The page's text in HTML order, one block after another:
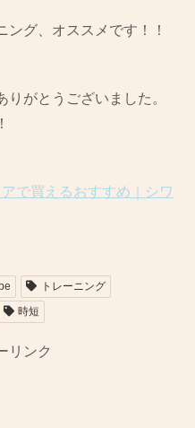
グ、オススメです！！
がとうございました。
で買えるおすすめ｜シワ
トレーニング
時短
リンク